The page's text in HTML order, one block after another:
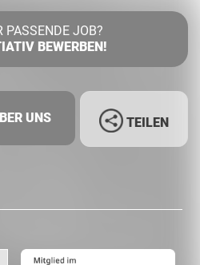
PASSENDE JOB?
BEWERBEN!
UNS TEILEN